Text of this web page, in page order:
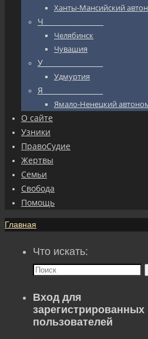
Ханты-Мансийский
Ч_________________
Челябинск
Чувашия
У_________________
Удмуртия
Я_________________
Ямало-Ненецкий
О сайте
Узники
ПравоСудие
Жертвы
Семьи
Свобода
Помощь
Главная
Что искать:
Вход для
зарегистрированных
пользователей